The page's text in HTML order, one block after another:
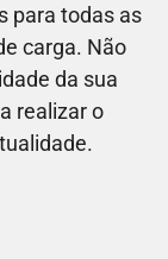
para todas as
carga. Não
da sua
realizar o